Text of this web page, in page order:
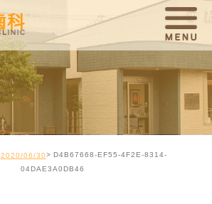
2020/06/30
D4B67668-EF55-4F2E-8314-
04DAE3A0DB46